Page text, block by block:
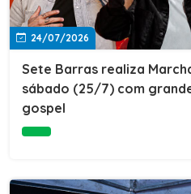
24/07/2026
Sete Barras realiza
sábado (25/7) com
gospel